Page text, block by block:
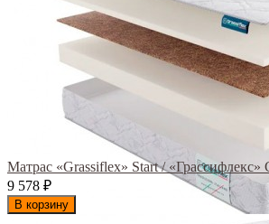
Матрас «Grassiflex» Start / «Грассифлекс»
9 578 ₽
В корзину